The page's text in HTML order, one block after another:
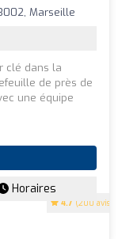
4.7 (200 avis)
Marseille
clé dans la
de près de
une équipe
Horaires